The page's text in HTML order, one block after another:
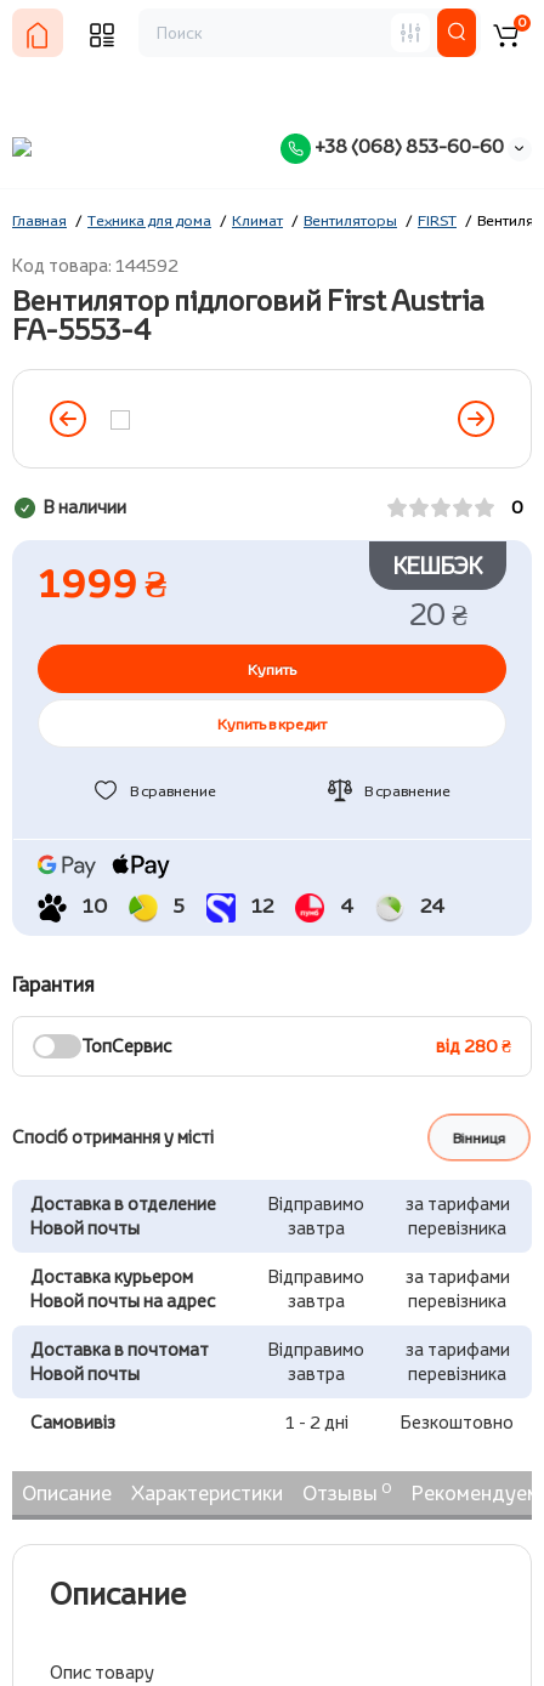
+38 (068) 853-60-60
0
Главная Техника для дома Климат Вентиляторы FIRST
Код товара: 144592
Вентилятор підлоговий First Austria
FA-5553-4
В наличии 0
1999 ₴ КЕШБЭК
20 ₴
Купить
Купить в кредит
В сравнение В сравнение
10 5 12 4 24
Гарантия
ТопСервис від 280 ₴
Спосіб отримання у місті Вінниця
Доставка в отделение
Новой почты
Відправимо
завтра
за тарифами
перевізника
Доставка курьером
Новой почты на адрес
Відправимо
завтра
за тарифами
перевізника
Доставка в почтомат
Новой почты
Відправимо
завтра
за тарифами
перевізника
Самовивіз 1 - 2 дні Безкоштовно
Описание Характеристики Отзывы 0
Описание
Опис товару